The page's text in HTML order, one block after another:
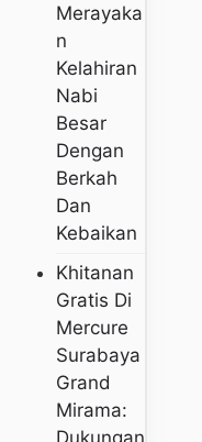
Merayaka
N
Kelahiran
Nabi
Besar
Dengan
Berkah
Dan
Kebaikan
Khitanan
Gratis Di
Mercure
Surabaya
Grand
Mirama: